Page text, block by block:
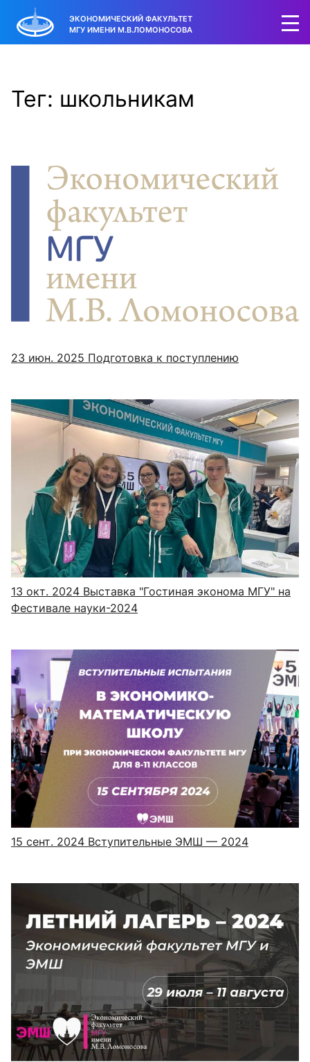
ЭКОНОМИЧЕСКИЙ ФАКУЛЬТЕТ
МГУ ИМЕНИ М.В.ЛОМОНОСОВА
Тег: школьникам
23 июн. 2025 Подготовка к поступлению
13 окт. 2024 Выставка "Гостиная эконома МГУ" на
Фестивале науки-2024
15 сент. 2024 Вступительные ЭМШ — 2024